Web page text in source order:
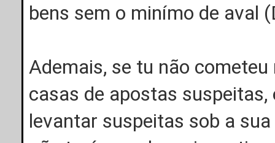
bens sem o minímo de aval
Ademais, se tu não
casas de apostas
levantar suspeitas sob a